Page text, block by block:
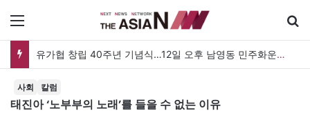
유가협 창립 40주년 기념식…12일 오후 남영동 민주화운동기념관
사회 칼럼
태진아 ‘노부부의 노래’를 들을 수 없는 이유